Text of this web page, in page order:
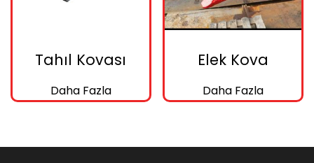
Tahıl Kovası
Daha Fazla
Elek Kova
Daha Fazla